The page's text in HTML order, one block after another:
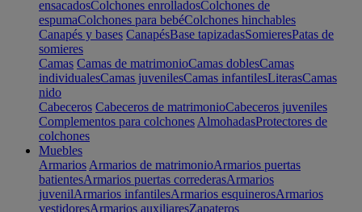
ensacadosColchones enrolladosColchones de
espumaColchones para bebéColchones hinchables
Canapés y bases CanapésBase tapizadasSomieresPatas de
somieres
Camas Camas de matrimonioCamas doblesCamas
individualesCamas juvenilesCamas infantilesLiterasCamas
nido
Cabeceros Cabeceros de matrimonioCabeceros juveniles
Complementos para colchones AlmohadasProtectores de
colchones
Muebles
Armarios Armarios de matrimonioArmarios puertas
batientesArmarios puertas correderasArmarios
juvenilArmarios infantilesArmarios esquinerosArmarios
vestidoresArmarios auxiliaresZapateros